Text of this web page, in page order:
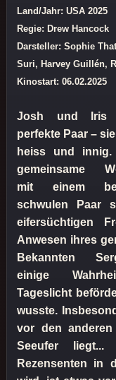
Land/Jahr: USA 2025
Regie: Drew Hancock
Darsteller: Sophie
Suri, Harvey Guillén,
Kinostart: 06.02.2025
Josh und Iris
perfekte Paar –
heiss und
gemeinsame
mit einem
schwulen Paar
eifersüchtigen
Anwesen ihres
Bekannten
einige
Tageslicht
wusste.
vor den
Seeufer
Rezensenten in